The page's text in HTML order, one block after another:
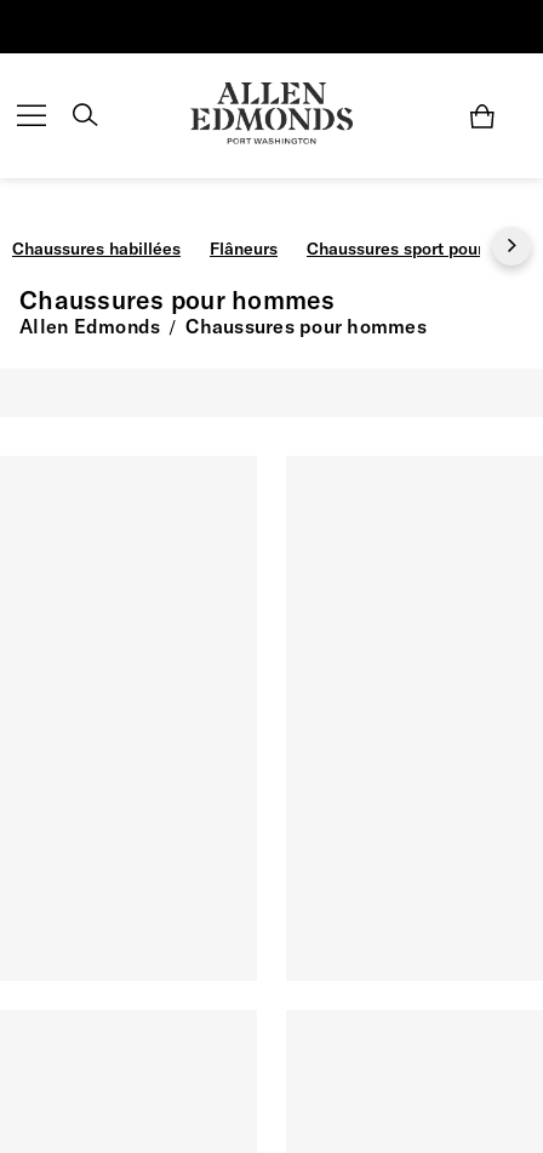
Chaussures habillées Flâneurs Chaussures sport pour
Chaussures pour hommes
Allen Edmonds / Chaussures pour hommes